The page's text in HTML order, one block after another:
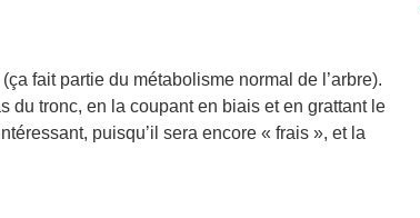
fait partie du métabolisme normal de l’arbre).
du tronc, en la coupant en biais et en grattant le
puisqu’il sera encore « frais », et la